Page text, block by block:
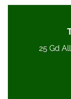
25 Gd